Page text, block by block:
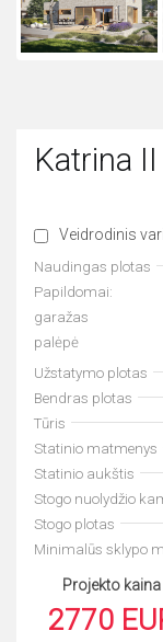
Katrina II
Veidrodinis
Naudingas plotas
Papildomai:
garažas
palėpė
Užstatymo plotas
Bendras plotas
Tūris
Statinio matmenys
Statinio aukštis
Stogo nuolydžio
Stogo plotas
Minimalūs sklypo
Projekto kaina
2770